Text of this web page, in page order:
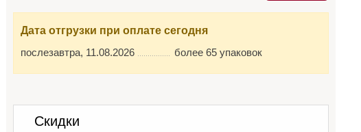
Дата отгрузки при оплате сегодня
послезавтра, 11.08.2026
более 65 упаковок
Скидки